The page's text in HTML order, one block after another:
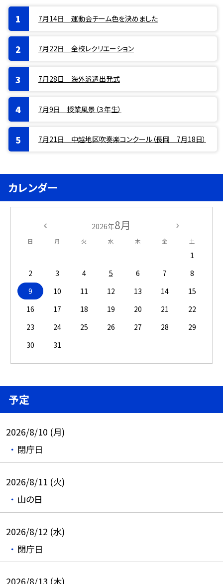
7月14日 運動会チーム色を決めました
7月22日 全校レクリエーション
7月28日 海外派遣出発式
7月9日 授業風景（３年生）
7月21日 中越地区吹奏楽コンクール（長岡 7月18日）
カレンダー
2026年8月
日 月 火 水 木 金 土
1
2
3 4 5 6 7
8
9
10 11 12 13 14
15
16
17 18 19 20 21
22
23
24 25 26 27 28
29
30
31
予定
2026/8/10 (月)
閉庁日
2026/8/11 (火)
山の日
2026/8/12 (水)
閉庁日
2026/8/13 (木)